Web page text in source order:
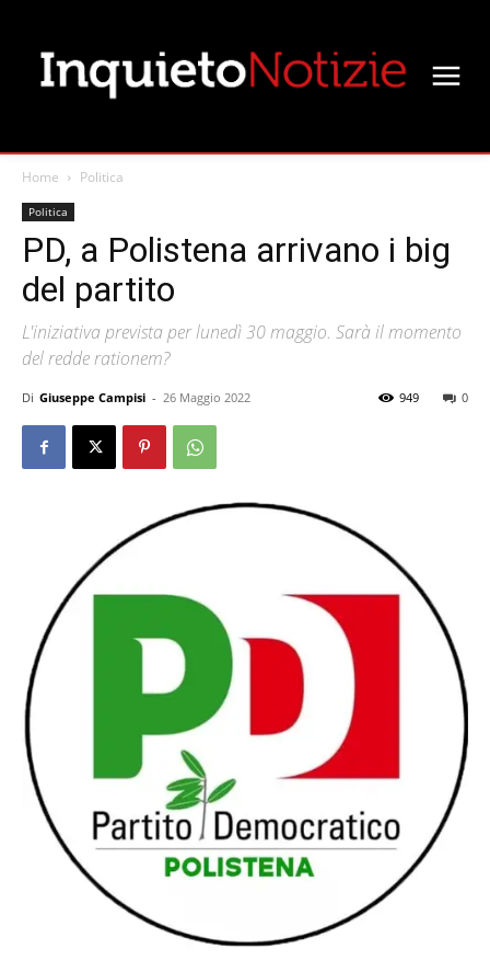
Home Politica
Politica
PD, a Polistena arrivano i big
del partito
L'iniziativa prevista per lunedì 30 maggio. Sarà il momento
del redde rationem?
Di Giuseppe Campisi - 26 Maggio 2022 0
949